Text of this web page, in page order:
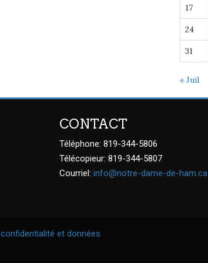
17
24
31
« Juil
CONTACT
Téléphone: 819-344-5806
Télécopieur: 819-344-5807
Courriel: info@notre-dame-de-ham.ca
confidentialité et données